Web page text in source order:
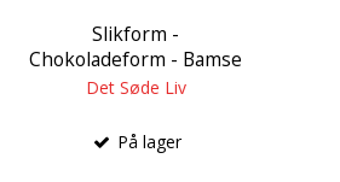
Slikform -
Chokoladeform - Bamse
Det Søde Liv
På lager